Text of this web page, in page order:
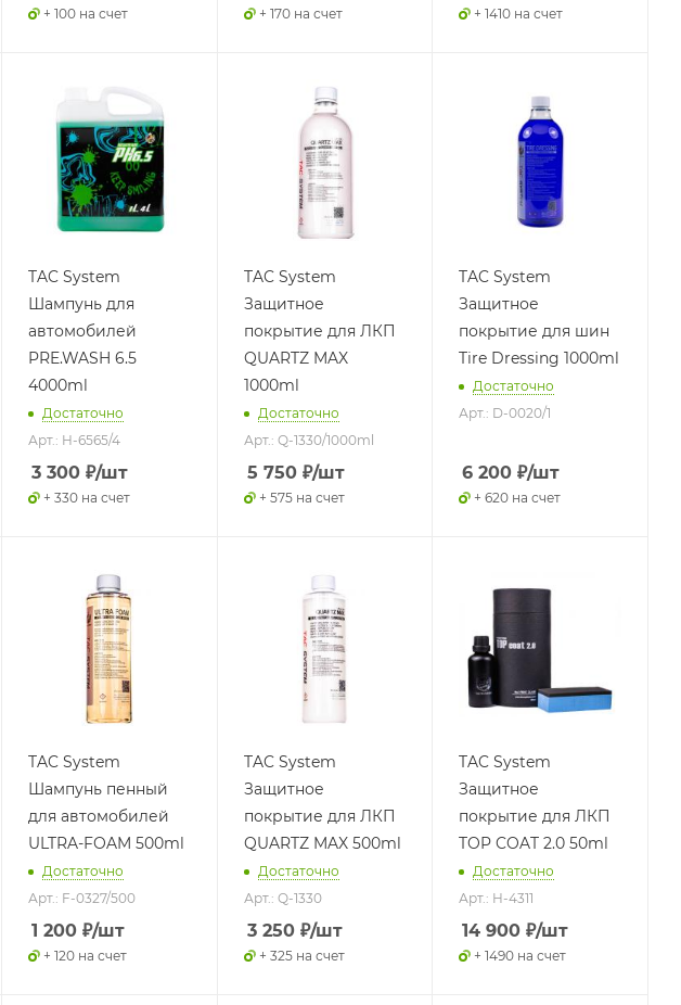
+ 100 на счет + 170 на счет + 1410 на счет
TAC System
Шампунь для
автомобилей
PRE.WASH 6.5
4000ml
Достаточно
Арт.: H-6565/4
3 300 ₽/шт
+ 330 на счет
TAC System
Защитное
покрытие для ЛКП
QUARTZ MAX
1000ml
Достаточно
Арт.: Q-1330/1000ml
5 750₽/шт
+ 575 на счет
TAC System
Защитное
покрытие для шин
Tire Dressing 1000ml
Достаточно
Арт.: D-0020/1
6 200 ₽/шт
+ 620 на счет
TAC System
Шампунь пенный
для автомобилей
ULTRA-FOAM 500ml
Достаточно
Арт.: F-0327/500
1 200 ₽/шт
+ 120 на счет
TAC System
Защитное
покрытие для ЛКП
QUARTZ MAX 500ml
Достаточно
Арт.: Q-1330
3 250₽/шт
+ 325 на счет
TAC System
Защитное
покрытие для ЛКП
TOP COAT 2.0 50ml
Достаточно
Арт.: H-4311
14 900 ₽/шт
+ 1490 на счет